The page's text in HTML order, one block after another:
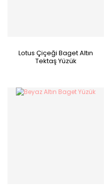
Lotus Çiçeği Baget Altın
Tektaş Yüzük